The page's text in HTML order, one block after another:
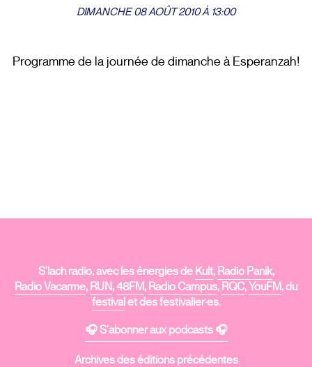
DIMANCHE 08 AOÛT 2010 À 13:00
Programme de la journée de dimanche à Esperanzah!
S'lach radio, avec les énergies de Kult, Radio Panik,
Radio Vacarme, RUN,48FM, Radio Campus, RQC,YouFM, du
festivalet des festivalier·es.
🎧 S'abonner aux podcasts 🎧
Archives des éditions précédentes